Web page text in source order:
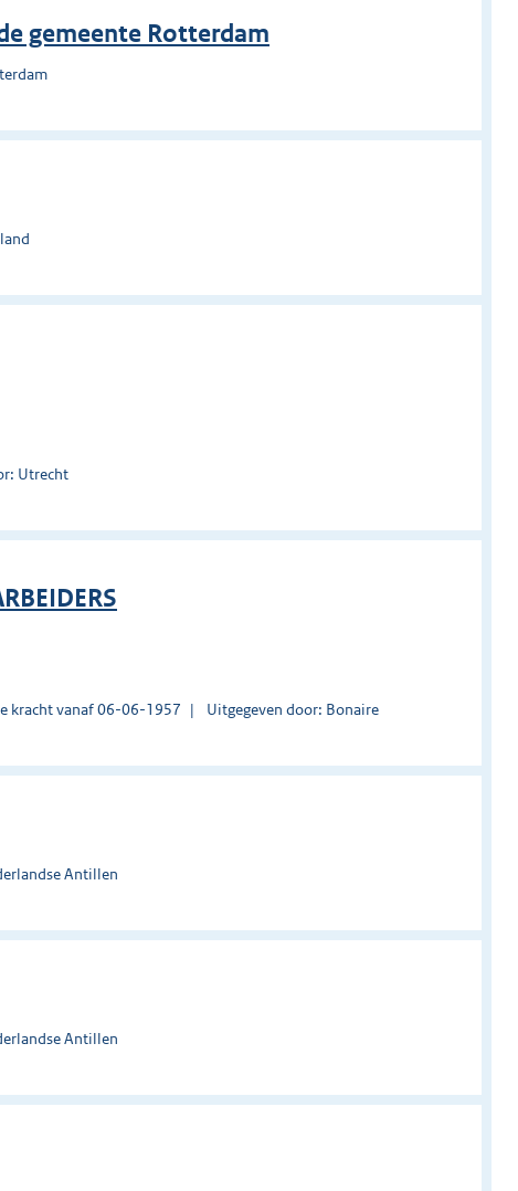
gemeente Rotterdam
Utrecht
kracht vanaf 06-06-1957 Uitgegeven door: Bonaire
Antillen
Antillen